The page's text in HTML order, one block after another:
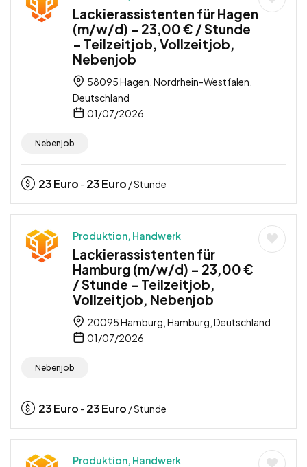
Lackierassistenten für Hagen
(m/w/d) – 23,00 € / Stunde
– Teilzeitjob, Vollzeitjob,
Nebenjob
58095 Hagen, Nordrhein-Westfalen,
Deutschland
01/07/2026
Nebenjob
23Euro - 23Euro / Stunde
Produktion, Handwerk
Lackierassistenten für
Hamburg (m/w/d) – 23,00 €
/ Stunde – Teilzeitjob,
Vollzeitjob, Nebenjob
20095 Hamburg, Hamburg, Deutschland
01/07/2026
Nebenjob
23Euro - 23Euro / Stunde
Produktion, Handwerk